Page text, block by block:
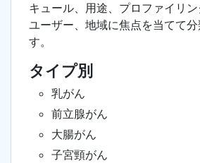
キュール、用途、プロファイリ
ユーザー、地域に焦点を当てて分
す。
タイプ別
乳がん
前立腺がん
大腸がん
子宮頸がん